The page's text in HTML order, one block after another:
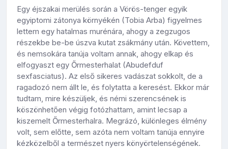
Egy éjszakai merülés során a Vörös-tenger egyik
egyiptomi zátonya környékén (Tobia Arba) figyelmes
lettem egy hatalmas murénára, ahogy a zegzugos
részekbe be-be úszva kutat zsákmány után. Követtem,
és nemsokára tanúja voltam annak, ahogy elkap és
elfogyaszt egy Őrmesterhalat (Abudefduf
sexfasciatus). Az első sikeres vadászat sokkolt, de a
ragadozó nem állt le, és folytatta a keresést. Ekkor már
tudtam, mire készüljek, és némi szerencsének is
köszönhetően végig fotózhattam, amint lecsap a
kiszemelt Őrmesterhalra. Megrázó, különleges élmény
volt, sem előtte, sem azóta nem voltam tanúja ennyire
kézközelből a természet nyers könyörtelenségének.